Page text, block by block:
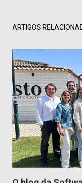
ARTIGOS